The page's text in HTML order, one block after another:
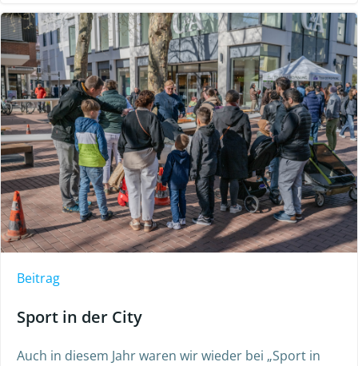
Beitrag
Sport in der City
Auch in diesem Jahr waren wir wieder bei „Sport in